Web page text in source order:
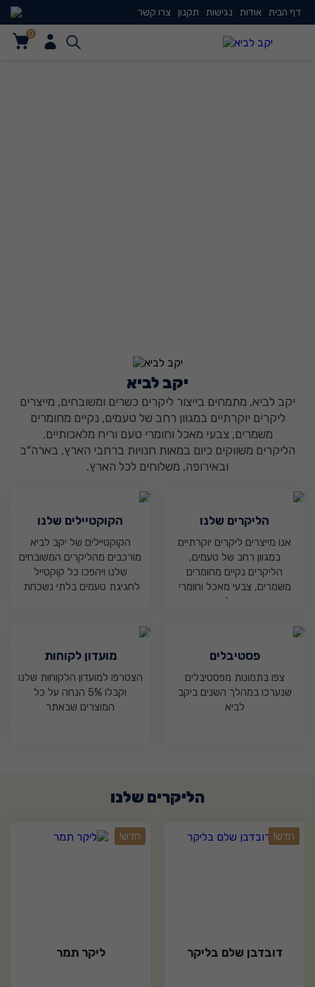
דף הבית אודות נגישות תקנון צרו קשר
0
יקב לביא
יקב לביא, מתמחים בייצור ליקרים כשרים ומשובחים, מייצרים
ליקרים יוקרתיים במגוון רחב של טעמים, נקיים מחומרים
משמרים, צבעי מאכל וחומרי טעם וריח מלאכותיים.
הליקרים משווקים כיום במאות חנויות ברחבי הארץ, בארה"ב
ובאירופה, משלוחים לכל הארץ.
הליקרים שלנו
אנו מייצרים ליקרים יוקרתיים
במגוון רחב של טעמים,
הליקרים נקיים מחומרים
משמרים, צבעי מאכל וחומרי
טעם וריח מלאכותיים.
הקוקטיילים שלנו
הקוקטיילים של יקב לביא
מורכבים מהליקרים המשובחים
שלנו ויהפכו כל קוקטייל
לחגיגת טעמים בלתי נשכחת
פסטיבלים
צפו בתמונות מפסטיבלים
שנערכו במהלך השנים ביקב
לביא
מועדון לקוחות
הצטרפו למועדון הלקוחות שלנו
וקבלו 5% הנחה על כל
המוצרים שבאתר
הליקרים שלנו
דובדבן שלם בליקר
חדש!
ליקר תמר
חדש!